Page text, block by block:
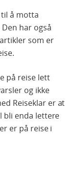
å motta
har også
som er
på reise lett
og ikke
Reiseklar er at
bli enda lettere
er på reise i